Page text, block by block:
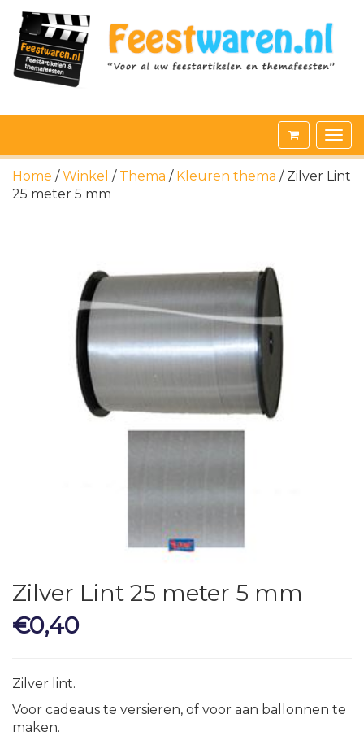
Home /Winkel / Thema / Kleuren thema / Zilver Lint
25 meter 5 mm
Zilver Lint 25 meter 5 mm
€0,40
Zilver lint.
Voor cadeaus te versieren, of voor aan ballonnen te
maken.